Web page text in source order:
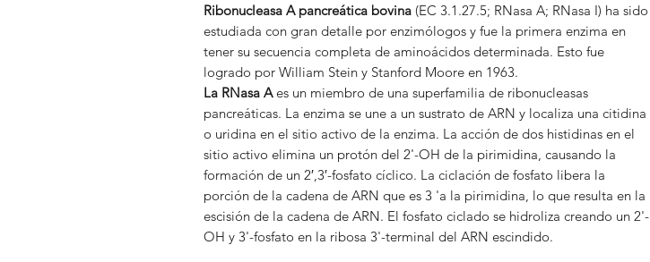
Ribonucleasa A pancreática bovina (EC 3.1.27.5; RNasa A; RNasa I) ha sido
estudiada con gran detalle por enzimólogos y fue la primera enzima en
tener su secuencia completa de aminoácidos determinada. Esto fue
logrado por William Stein y Stanford Moore en 1963.
La RNasa Aes un miembro de una superfamilia de ribonucleasas
pancreáticas. La enzima se une a un sustrato de ARN y localiza una citidina
o uridina en el sitio activo de la enzima. La acción de dos histidinas en el
sitio activo elimina un protón del 2'-OH de la pirimidina, causando la
formación de un 2′,3′-fosfato cíclico. La ciclación de fosfato libera la
porción de la cadena de ARN que es 3 'a la pirimidina, lo que resulta en la
escisión de la cadena de ARN. El fosfato ciclado se hidroliza creando un 2'-
OH y 3'-fosfato en la ribosa 3'-terminal del ARN escindido.